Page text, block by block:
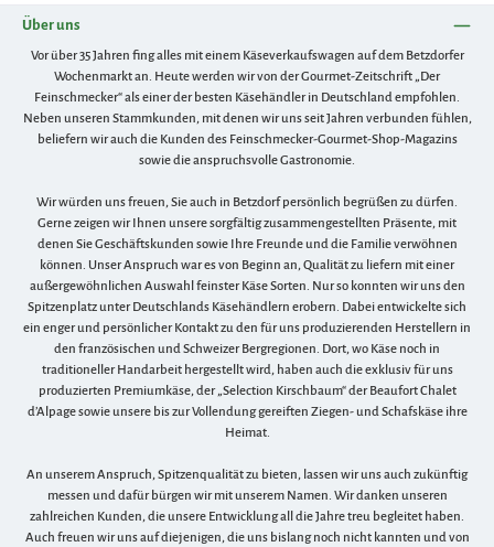
Über uns
Vor über 35 Jahren fing alles mit einem Käseverkaufswagen auf dem Betzdorfer
Wochenmarkt an. Heute werden wir von der Gourmet-Zeitschrift „Der
Feinschmecker“ als einer der besten Käsehändler in Deutschland empfohlen.
Neben unseren Stammkunden, mit denen wir uns seit Jahren verbunden fühlen,
beliefern wir auch die Kunden des Feinschmecker-Gourmet-Shop-Magazins
sowie die anspruchsvolle Gastronomie.
Wir würden uns freuen, Sie auch in Betzdorf persönlich begrüßen zu dürfen.
Gerne zeigen wir Ihnen unsere sorgfältig zusammengestellten Präsente, mit
denen Sie Geschäftskunden sowie Ihre Freunde und die Familie verwöhnen
können. Unser Anspruch war es von Beginn an, Qualität zu liefern mit einer
außergewöhnlichen Auswahl feinster Käse Sorten. Nur so konnten wir uns den
Spitzenplatz unter Deutschlands Käsehändlern erobern. Dabei entwickelte sich
ein enger und persönlicher Kontakt zu den für uns produzierenden Herstellern in
den französischen und Schweizer Bergregionen. Dort, wo Käse noch in
traditioneller Handarbeit hergestellt wird, haben auch die exklusiv für uns
produzierten Premiumkäse, der „Selection Kirschbaum“ der Beaufort Chalet
d’Alpage sowie unsere bis zur Vollendung gereiften Ziegen- und Schafskäse ihre
Heimat.
An unserem Anspruch, Spitzenqualität zu bieten, lassen wir uns auch zukünftig
messen und dafür bürgen wir mit unserem Namen. Wir danken unseren
zahlreichen Kunden, die unsere Entwicklung all die Jahre treu begleitet haben.
Auch freuen wir uns auf diejenigen, die uns bislang noch nicht kannten und von